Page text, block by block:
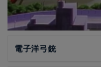
電子洋弓銃